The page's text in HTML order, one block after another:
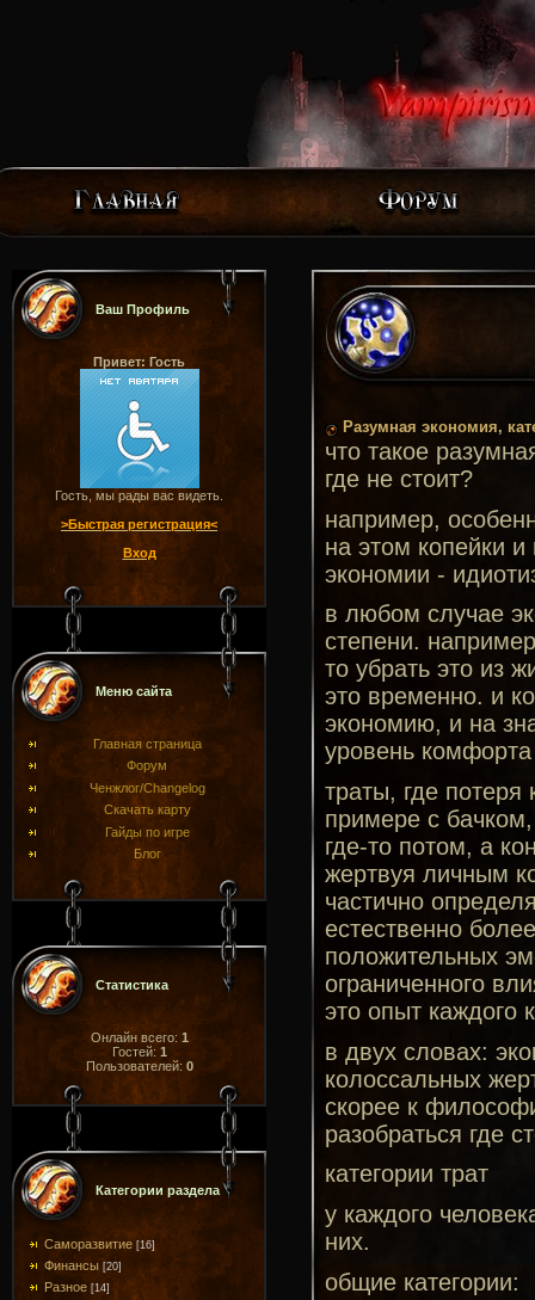
Ваш Профиль
Привет: Гость
Гость, мы рады вас видеть.
>Быстрая регистрация<
Вход
Меню сайта
Главная страница
Форум
Ченжлог/Changelog
Скачать карту
Гайды по игре
Блог
Статистика
Онлайн всего: 1
Гостей: 1
Пользователей: 0
Категории раздела
Саморазвитие [16]
Финансы [20]
Разное [14]
Разумная экономия,
что такое
где не стоит?
например,
на этом копейки
экономии -
в любом случае
степени.
то убрать это из
это временно. и
экономию, и на
уровень
траты, где потеря
примере с
где-то потом, а
жертвуя личным
частично
естественно
положительных
ограниченного
это опыт каждого
в двух словах:
колоссальных
скорее к
разобраться где
категории трат
у каждого
них.
общие категории: